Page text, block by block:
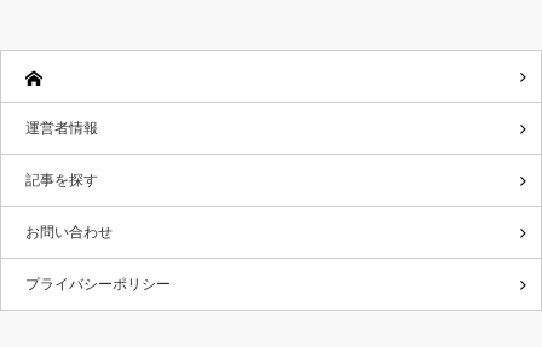
運営者情報
記事を探す
お問い合わせ
プライバシーポリシー